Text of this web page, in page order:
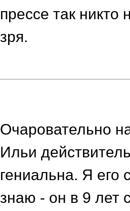
прессе так никто
зря.
Очаровательно
Ильи
гениальна. Я его
знаю - он в 9 лет